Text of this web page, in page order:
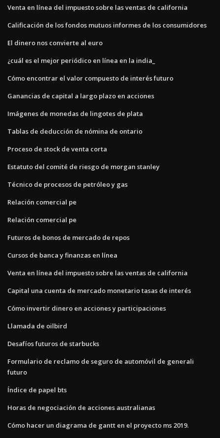
Venta en línea del impuesto sobre las ventas de california
Calificación de los fondos mutuos informes de los consumidores
El dinero nos convierte al euro
¿cuál es el mejor periódico en línea en la india_
Cómo encontrar el valor compuesto de interés futuro
Ganancias de capital a largo plazo en acciones
Imágenes de monedas de lingotes de plata
Tablas de deducción de nómina de ontario
Proceso de stock de venta corta
Estatuto del comité de riesgo de morgan stanley
Técnico de procesos de petróleo y gas
Relación comercial pe
Relación comercial pe
Futuros de bonos de mercado de repos
Cursos de banca y finanzas en línea
Venta en línea del impuesto sobre las ventas de california
Capital una cuenta de mercado monetario tasas de interés
Cómo invertir dinero en acciones y participaciones
Llamada de oilbird
Desafíos futuros de starbucks
Formulario de reclamo de seguro de automóvil de generali
futuro
Índice de papel bts
Horas de negociación de acciones australianas
Cómo hacer un diagrama de gantt en el proyecto ms 2019.